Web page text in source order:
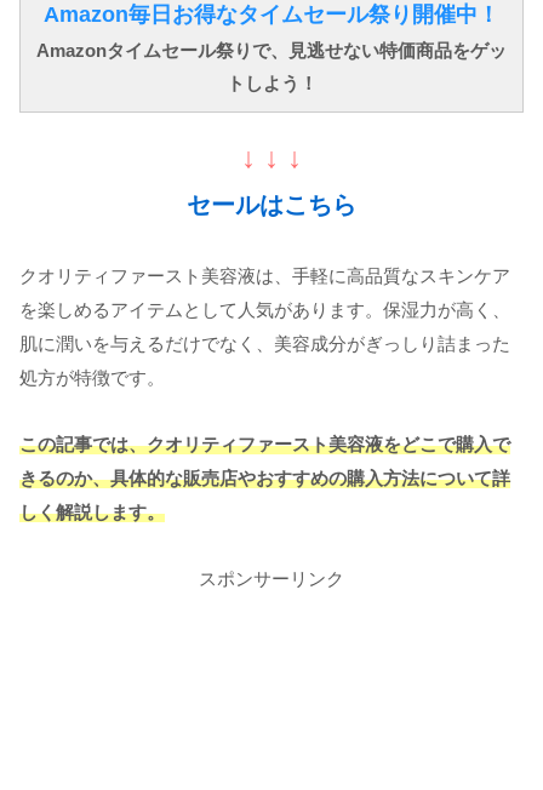
Amazon毎日お得なタイムセール祭り開催中！
Amazonタイムセール祭りで、見逃せない特価商品をゲッ
トしよう！
↓ ↓ ↓
セールはこちら
クオリティファースト美容液は、手軽に高品質なスキンケア
を楽しめるアイテムとして人気があります。保湿力が高く、
肌に潤いを与えるだけでなく、美容成分がぎっしり詰まった
処方が特徴です。
この記事では、クオリティファースト美容液をどこで購入で
きるのか、具体的な販売店やおすすめの購入方法について詳
しく解説します。
スポンサーリンク